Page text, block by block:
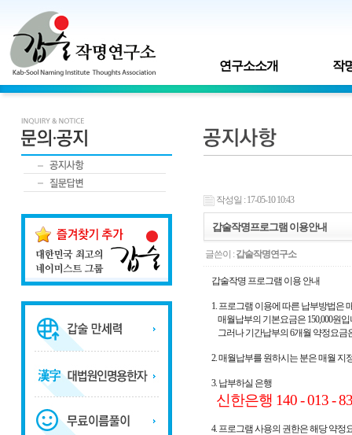
연구소소개 작
작성일 : 17-05-10 10:43
갑술작명프로그램 이용안내
글쓴이 : 갑술작명연구소
갑술작명 프로그램 이용 안내
1. 프로그램 이용에 따른 납부방법은
매월납부의 기본요금은 150,000원입
그러나 기간납부의 6개월 약정요금
2. 매월납부를 원하시는 분은 매월 지
3. 납부하실 은행
신한은행 140 - 013 -
4. 프로그램 사용의 권한은 해당 약정